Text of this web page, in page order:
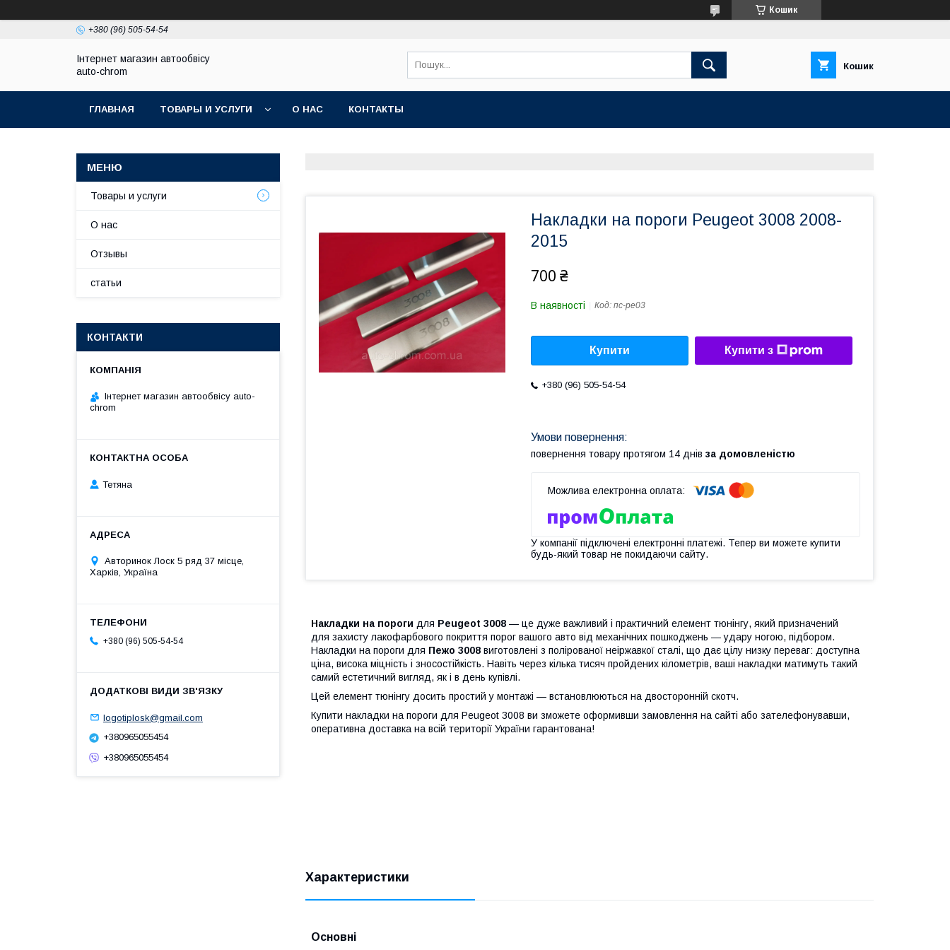
Кошик
+380 (96) 505-54-54
Інтернет магазин автообвісу
auto-chrom
Кошик
ГЛАВНАЯ ТОВАРЫ И УСЛУГИ О НАС КОНТАКТЫ
Накладки на пороги Peugeot 3008 2008-
2015
700 ₴
В наявності Код: пс-pe03
Купити Купити з
+380 (96) 505-54-54
повернення товару протягом 14 днів за домовленістю
У компанії підключені електронні платежі. Тепер ви можете купити
будь-який товар не покидаючи сайту.
Накладки на пороги для Peugeot 3008 — це дуже важливий і практичний елемент тюнінгу, який призначений
для захисту лакофарбового покриття порог вашого авто від механічних пошкоджень — удару ногою, підбором.
Накладки на пороги для Пежо 3008 виготовлені з полірованої неіржавкої сталі, що дає цілу низку переваг: доступна
ціна, висока міцність і зносостійкість. Навіть через кілька тисяч пройдених кілометрів, ваші накладки матимуть такий
самий естетичний вигляд, як і в день купівлі.
Цей елемент тюнінгу досить простий у монтажі — встановлюються на двосторонній скотч.
Купити накладки на пороги для Peugeot 3008 ви зможете оформивши замовлення на сайті або зателефонувавши,
оперативна доставка на всій території України гарантована!
Характеристики
Основні
Товары и услуги
О нас
Отзывы
статьи
КОНТАКТИ
Інтернет магазин автообвісу auto-
chrom
Тетяна
Авторинок Лоск 5 ряд 37 місце,
Харків, Україна
+380 (96) 505-54-54
logotiplosk@gmail.com
+380965055454
+380965055454